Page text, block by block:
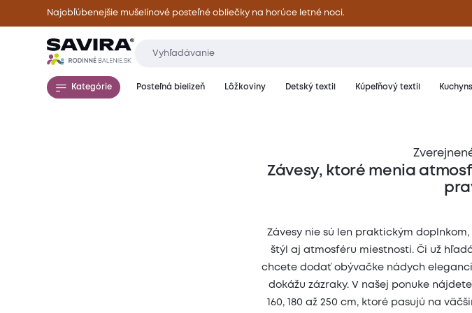
Najobľúbenejšie mušelínové posteľné obliečky na horúce letné noci.
Kategórie Posteľná bielizeň Lôžkoviny Detský textil Kúpeľňový textil
Závesy, ktoré menia
Závesy nie sú len praktickým
štýl aj atmosféru miestnosti. Či už
chcete dodať obývačke nádych
dokážu zázraky. V našej ponuke
160, 180 až 250 cm, ktoré pasujú na